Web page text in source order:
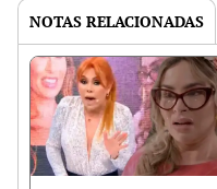
NOTAS RELACIONADAS